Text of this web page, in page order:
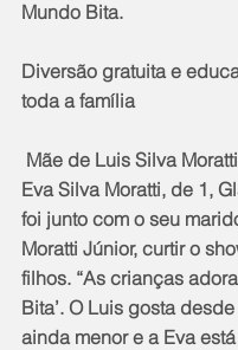
Mundo Bita.
Diversão gratuita e
toda a família
Eva Silva Moratti, de 1,
foi junto com o seu
Moratti Júnior, curtir o
filhos. “As crianças
Bita’. O Luis gosta
ainda menor e a Eva